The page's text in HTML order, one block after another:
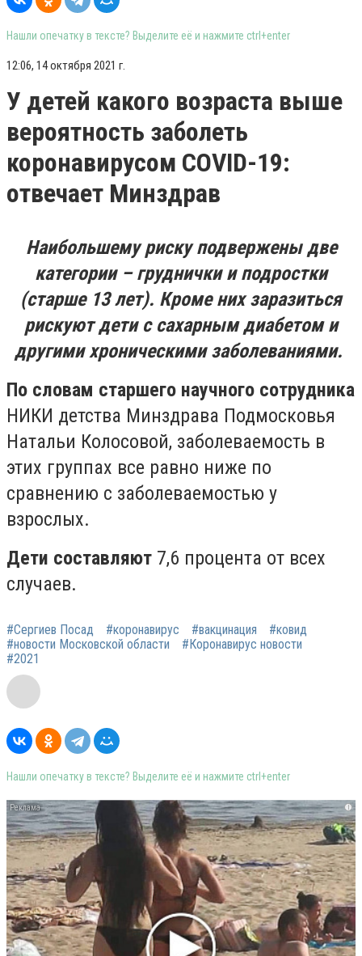
Нашли опечатку в тексте? Выделите её и нажмите ctrl+enter
12:06, 14 октября 2021 г.
У детей какого возраста выше
вероятность заболеть
коронавирусом COVID-19:
отвечает Минздрав
Наибольшему риску подвержены две
категории – груднички и подростки
(старше 13 лет). Кроме них заразиться
рискуют дети с сахарным диабетом и
другими хроническими заболеваниями.
По словам старшего научного сотрудника
НИКИ детства Минздрава Подмосковья
Натальи Колосовой, заболеваемость в
этих группах все равно ниже по
сравнению с заболеваемостью у
взрослых.
Дети составляют 7,6 процента от всех
случаев.
#Сергиев Посад #коронавирус #вакцинация
#ковид
#новости Московской области
#Коронавирус новости
#2021
Нашли опечатку в тексте? Выделите её и нажмите ctrl+enter
i